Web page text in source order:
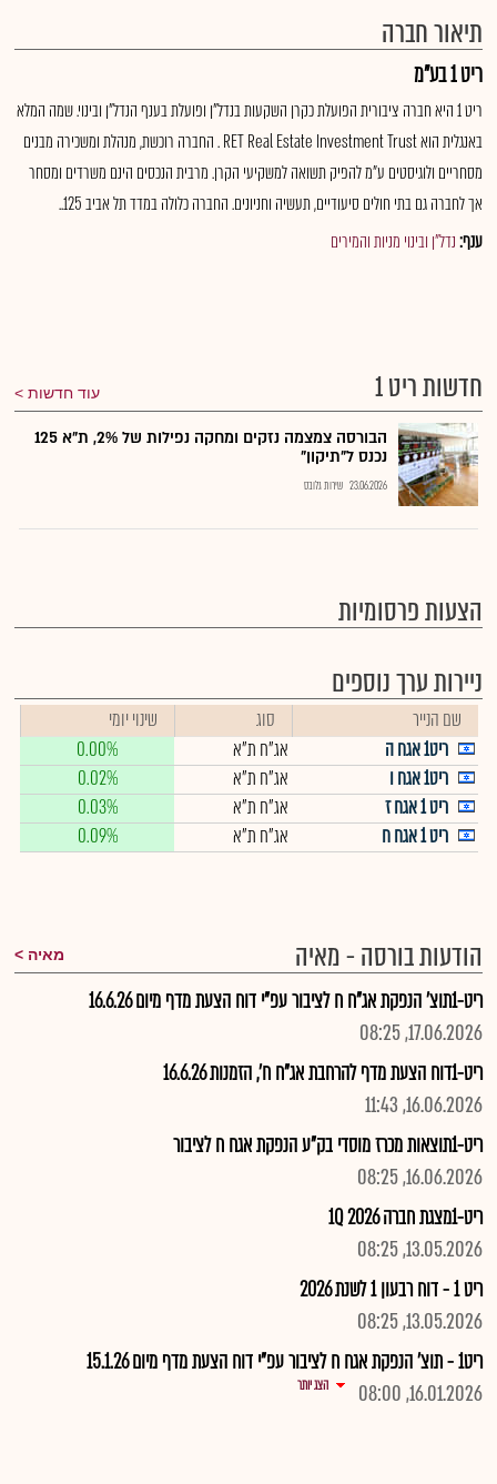
תיאור חברה
ריט 1 בע"מ
ריט 1 היא חברה ציבורית הפועלת כקרן השקעות בנדל"ן ופועלת בענף הנדל"ן ובינוי. שמה המלא
באנגלית הוא RET Real Estate Investment Trust . החברה רוכשת, מנהלת ומשכירה מבנים
מסחריים ולוגיסטים ע"מ להפיק תשואה למשקיעי הקרן. מרבית הנכסים הינם משרדים ומסחר
אך לחברה גם בתי חולים סיעודיים, תעשיה וחניונים. החברה כלולה במדד תל אביב 125..
ענף:נדל"ן ובינוי מניות והמירים
חדשות ריט 1 עוד חדשות
הבורסה צמצמה נזקים ומחקה נפילות של 2%, ת"א 125
נכנס ל"תיקון"
23.06.2026 שירות גלובס
הצעות פרסומיות
ניירות ערך נוספים
שם הנייר סוג
שינוי יומי
ריט1 אגח ה
אג"ח ת"א
0.00%
ריט1 אגח ו
אג"ח ת"א
0.02%
ריט 1 אגח ז
אג"ח ת"א
0.03%
ריט 1 אגח ח
אג"ח ת"א 0.09%
הודעות בורסה - מאיה מאיה
ריט-1תוצ' הנפקת אג"ח ח לציבור עפ"י דוח הצעת מדף מיום 16.6.26
17.06.2026, 08:25
ריט-1דוח הצעת מדף להרחבת אג"ח ח', הזמנות 16.6.26
16.06.2026, 11:43
ריט-1תוצאות מכרז מוסדי בק"ע הנפקת אגח ח לציבור
16.06.2026, 08:25
ריט-1מצגת חברה 2026 1Q
13.05.2026, 08:25
ריט 1 - דוח רבעון 1 לשנת 2026
13.05.2026, 08:25
ריט1 - תוצ' הנפקת אגח ח לציבור עפ"י דוח הצעת מדף מיום 15.1.26
16.01.2026, 08:00
הצג יותר